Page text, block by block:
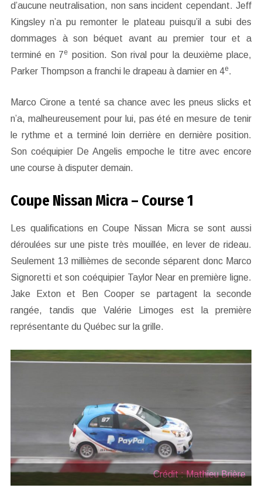
d’aucune neutralisation, non sans incident cependant. Jeff
Kingsley n’a pu remonter le plateau puisqu’il a subi des
dommages à son béquet avant au premier tour et a
terminé en 7e position. Son rival pour la deuxième place,
Parker Thompson a franchi le drapeau à damier en 4e.
Marco Cirone a tenté sa chance avec les pneus slicks et
n’a, malheureusement pour lui, pas été en mesure de tenir
le rythme et a terminé loin derrière en dernière position.
Son coéquipier De Angelis empoche le titre avec encore
une course à disputer demain.
Coupe Nissan Micra – Course 1
Les qualifications en Coupe Nissan Micra se sont aussi
déroulées sur une piste très mouillée, en lever de rideau.
Seulement 13 millièmes de seconde séparent donc Marco
Signoretti et son coéquipier Taylor Near en première ligne.
Jake Exton et Ben Cooper se partagent la seconde
rangée, tandis que Valérie Limoges est la première
représentante du Québec sur la grille.
Crédit : Mathieu Brière